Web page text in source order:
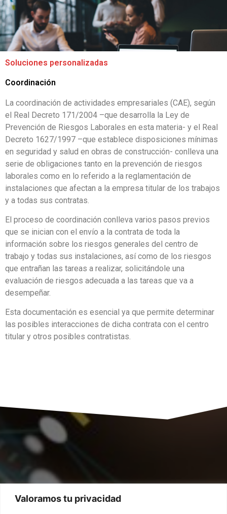
Valoramos tu privacidad
Soluciones personalizadas
Coordinación
La coordinación de actividades empresariales (CAE), según
el Real Decreto 171/2004 –que desarrolla la Ley de
Prevención de Riesgos Laborales en esta materia- y el Real
Decreto 1627/1997 –que establece disposiciones mínimas
en seguridad y salud en obras de construcción- conlleva una
serie de obligaciones tanto en la prevención de riesgos
laborales como en lo referido a la reglamentación de
instalaciones que afectan a la empresa titular de los trabajos
y a todas sus contratas.
El proceso de coordinación conlleva varios pasos previos
que se inician con el envío a la contrata de toda la
información sobre los riesgos generales del centro de
trabajo y todas sus instalaciones, así como de los riesgos
que entrañan las tareas a realizar, solicitándole una
evaluación de riesgos adecuada a las tareas que va a
desempeñar.
Esta documentación es esencial ya que permite determinar
las posibles interacciones de dicha contrata con el centro
titular y otros posibles contratistas.